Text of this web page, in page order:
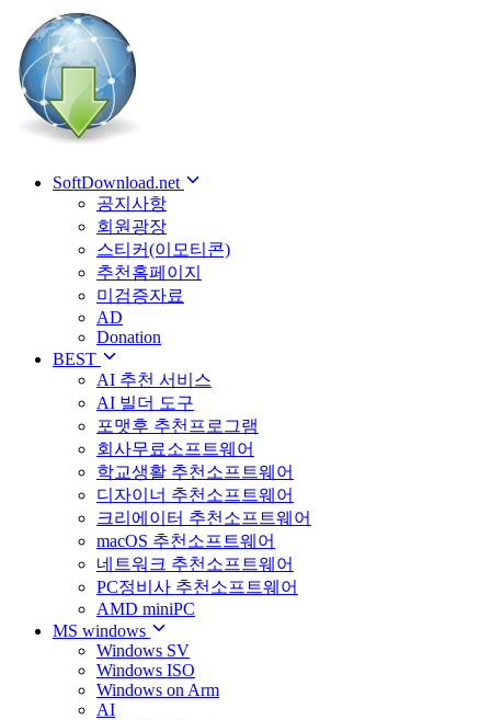
SoftDownload.net
공지사항
회원광장
스티커(이모티콘)
추천홈페이지
미검증자료
AD
Donation
BEST
AI 추천 서비스
AI 빌더 도구
포맷후 추천프로그램
회사무료소프트웨어
학교생활 추천소프트웨어
디자이너 추천소프트웨어
크리에이터 추천소프트웨어
macOS 추천소프트웨어
네트워크 추천소프트웨어
PC정비사 추천소프트웨어
AMD miniPC
MS windows
Windows SV
Windows ISO
Windows on Arm
AI